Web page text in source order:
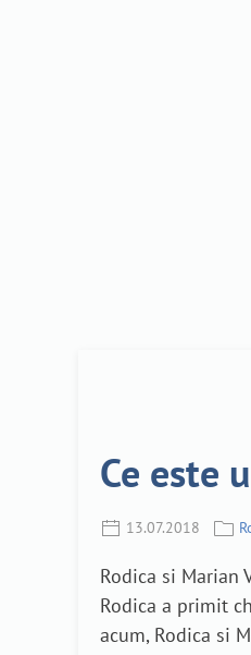
Ce este
13.07.2018
Rodica si Marian
Rodica a primit
acum, Rodica si